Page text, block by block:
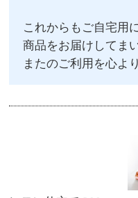
これからもご自宅用
商品をお届けしてま
またのご利用を心よ